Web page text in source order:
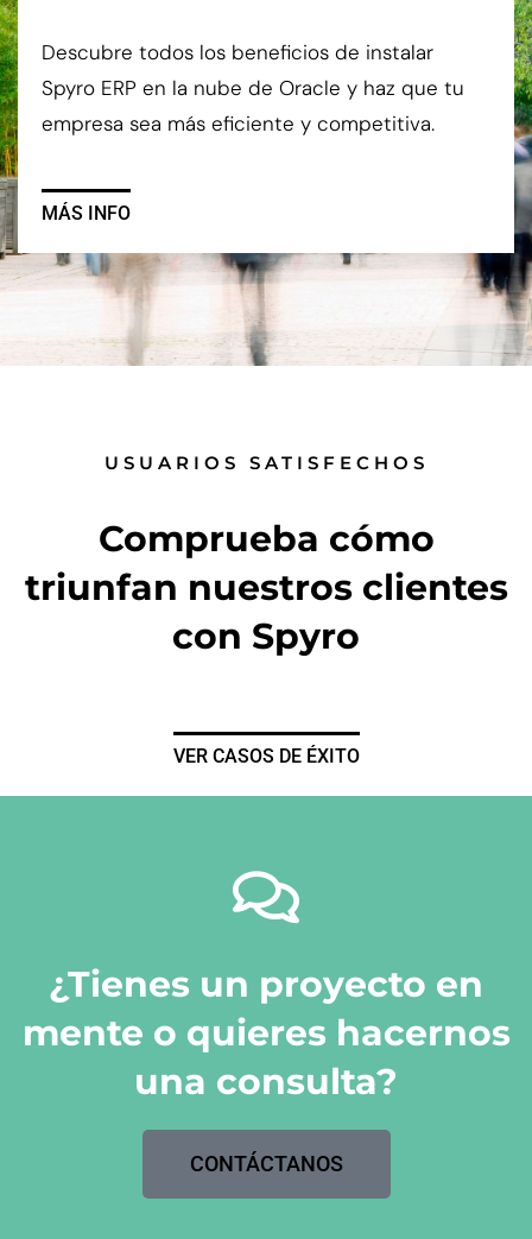
Descubre todos los beneficios de instalar
Spyro ERP en la nube de Oracle y haz que tu
empresa sea más eficiente y competitiva.
MÁS INFO
USUARIOS SATISFECHOS
Comprueba cómo
triunfan nuestros clientes
con Spyro
VER CASOS DE ÉXITO
¿Tienes un proyecto en
mente o quieres hacernos
una consulta?
CONTÁCTANOS